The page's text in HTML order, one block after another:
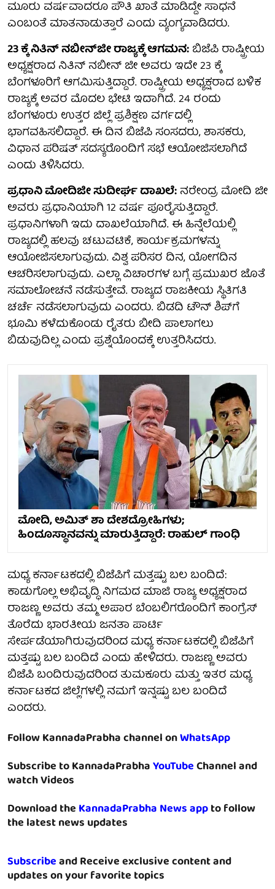
ಮೂರು ವರ್ಷವಾದರೂ ಪೌತಿ ಖಾತೆ ಮಾಡಿದ್ದೇ ಸಾಧನೆ
ಎಂಬಂತೆ ಮಾತನಾಡುತ್ತಾರೆ ಎಂದು ವ್ಯಂಗ್ಯವಾಡಿದರು.
23 ಕ್ಕೆ ನಿತಿನ್ ನಬೀನ್‍ಜೀ ರಾಜ್ಯಕ್ಕೆ ಆಗಮನ:ಬಿಜೆಪಿ ರಾಷ್ಟ್ರೀಯ
ಅಧ್ಯಕ್ಷರಾದ ನಿತಿನ್ ನಬೀನ್ ಜೀ ಅವರು ಇದೇ 23 ಕ್ಕೆ
ಬೆಂಗಳೂರಿಗೆ ಆಗಮಿಸುತ್ತಿದ್ದಾರೆ. ರಾಷ್ಟ್ರೀಯ ಅಧ್ಯಕ್ಷರಾದ ಬಳಿಕ
ರಾಜ್ಯಕ್ಕೆ ಅವರ ಮೊದಲ ಭೇಟಿ ಇದಾಗಿದೆ. 24 ರಂದು
ಬೆಂಗಳೂರು ಉತ್ತರ ಜಿಲ್ಲೆ ಪ್ರಶಿಕ್ಷಣ ವರ್ಗದಲ್ಲಿ
ಭಾಗವಹಿಸಲಿದ್ದಾರೆ. ಈ ದಿನ ಬಿಜೆಪಿ ಸಂಸದರು, ಶಾಸಕರು,
ವಿಧಾನ ಪರಿಷತ್ ಸದಸ್ಯರೊಂದಿಗೆ ಸಭೆ ಆಯೋಜಿಸಲಾಗಿದೆ
ಎಂದು ತಿಳಿಸಿದರು.
ಪ್ರಧಾನಿ ಮೋದಿಜೀ ಸುದೀರ್ಘ ದಾಖಲೆ:ನರೇಂದ್ರ ಮೋದಿ ಜೀ
ಅವರು ಪ್ರಧಾನಿಯಾಗಿ 12 ವರ್ಷ ಪೂರೈಸುತ್ತಿದ್ದಾರೆ.
ಪ್ರಧಾನಿಗಳಾಗಿ ಇದು ದಾಖಲೆಯಾಗಿದೆ. ಈ ಹಿನ್ನೆಲೆಯಲ್ಲಿ
ರಾಜ್ಯದಲ್ಲಿ ಹಲವು ಚಟುವಟಿಕೆ, ಕಾರ್ಯಕ್ರಮಗಳನ್ನು
ಆಯೋಜಿಸಲಾಗುವುದು. ವಿಶ್ವ ಪರಿಸರ ದಿನ, ಯೋಗದಿನ
ಆಚರಿಸಲಾಗುವುದು. ಎಲ್ಲಾ ವಿಚಾರಗಳ ಬಗ್ಗೆ ಪ್ರಮುಖರ ಜೊತೆ
ಸಮಾಲೋಚನೆ ನಡೆಸುತ್ತೇವೆ. ರಾಜ್ಯದ ರಾಜಕೀಯ ಸ್ಥಿತಿಗತಿ
ಚರ್ಚೆ ನಡೆಸಲಾಗುವುದು ಎಂದರು. ಬಿಡದಿ ಟೌನ್ ಶಿಪ್‍ಗೆ
ಭೂಮಿ ಕಳೆದುಕೊಂಡು ರೈತರು ಬೀದಿ ಪಾಲಾಗಲು
ಬಿಡುವುದಿಲ್ಲ ಎಂದು ಪ್ರಶ್ನೆಯೊಂದಕ್ಕೆ ಉತ್ತರಿಸಿದರು.
ಮೋದಿ, ಅಮಿತ್ ಶಾ ದೇಶದ್ರೋಹಿಗಳು;
ಹಿಂದೂಸ್ಥಾನವನ್ನು ಮಾರುತ್ತಿದ್ದಾರೆ: ರಾಹುಲ್ ಗಾಂಧಿ
ಮಧ್ಯ ಕರ್ನಾಟಕದಲ್ಲಿ ಬಿಜೆಪಿಗೆ ಮತ್ತಷ್ಟು ಬಲ ಬಂದಿದೆ:
ಕಾಡುಗೊಲ್ಲ ಅಭಿವೃದ್ಧಿ ನಿಗಮದ ಮಾಜಿ ರಾಜ್ಯ ಅಧ್ಯಕ್ಷರಾದ
ರಾಜಣ್ಣ ಅವರು ತಮ್ಮ ಅಪಾರ ಬೆಂಬಲಿಗರೊಂದಿಗೆ ಕಾಂಗ್ರೆಸ್
ತೊರೆದು ಭಾರತೀಯ ಜನತಾ ಪಾರ್ಟಿ
ಸೇರ್ಪಡೆಯಾಗಿರುವುದರಿಂದ ಮಧ್ಯ ಕರ್ನಾಟಕದಲ್ಲಿ ಬಿಜೆಪಿಗೆ
ಮತ್ತಷ್ಟು ಬಲ ಬಂದಿದೆ ಎಂದು ಹೇಳಿದರು. ರಾಜಣ್ಣ ಅವರು
ಬಿಜೆಪಿ ಬಂದಿರುವುದರಿಂದ ತುಮಕೂರು ಮತ್ತು ಇತರ ಮಧ್ಯ
ಕರ್ನಾಟಕದ ಜಿಲ್ಲೆಗಳಲ್ಲಿ ನಮಗೆ ಇನ್ನಷ್ಟು ಬಲ ಬಂದಿದೆ
ಎಂದರು.
Follow KannadaPrabha channel onWhatsApp
Subscribe to KannadaPrabhaYouTubeChannel and
watch Videos
Download theKannadaPrabha News appto follow
the latest news updates
Subscribeand Receive exclusive content and
updates on your favorite topics